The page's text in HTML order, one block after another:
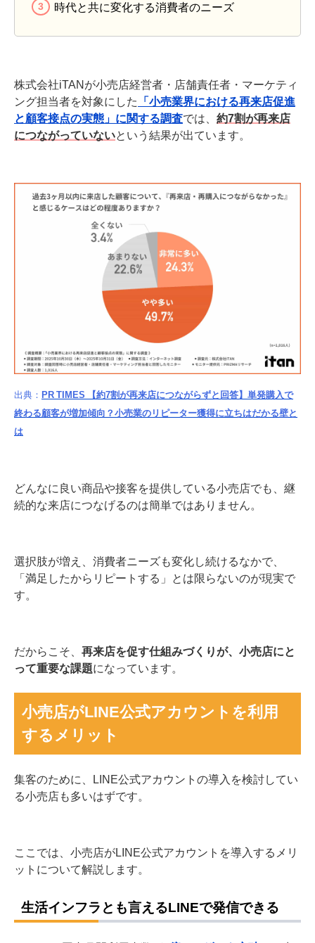
時代と共に変化する消費者のニーズ
株式会社iTANが小売店経営者・店舗責任者・マーケティ
ング担当者を対象にした
「小売業界における再来店促進
と顧客接点の実態」に関する調査では、 約7割が再来店
につながっていないという結果が出ています。
出典： PR TIMES 【約7割が再来店につながらずと回答】単発購入で
終わる顧客が増加傾向？小売業のリピーター獲得に立ちはだかる壁と
は
どんなに良い商品や接客を提供している小売店でも、継
続的な来店につなげるのは簡単ではありません。
選択肢が増え、消費者ニーズも変化し続けるなかで、
「満足したからリピートする」とは限らないのが現実で
す。
だからこそ、 再来店を促す仕組みづくりが、小売店にと
って重要な課題になっています。
小売店がLINE公式アカウントを利用
するメリット
集客のために、LINE公式アカウントの導入を検討してい
る小売店も多いはずです。
ここでは、小売店がLINE公式アカウントを導入するメリ
ットについて解説します。
生活インフラとも言えるLINEで発信できる